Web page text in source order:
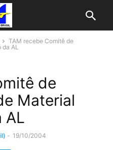
TAM recebe Comitê de
da AL
de
Material
AL
- 19/10/2004